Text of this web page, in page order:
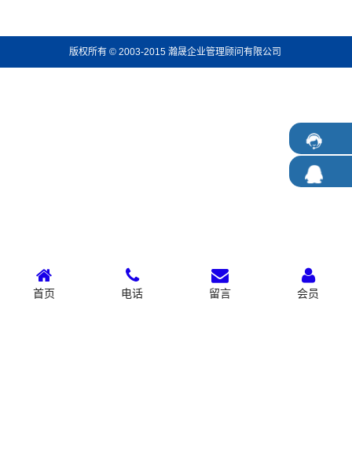
版权所有 © 2003-2015 瀚晟企业管理顾问有限公司
首页 电话 留言 会员